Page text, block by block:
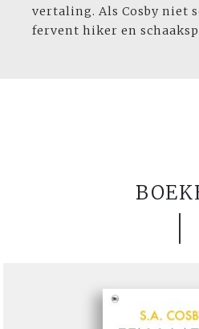
vertaling. Als Cosby niet
fervent hiker en